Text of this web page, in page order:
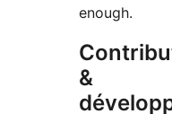
enough.
&